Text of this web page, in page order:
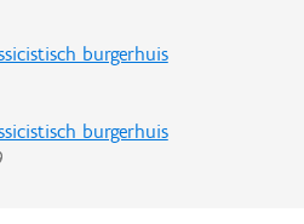
burgerhuis
burgerhuis